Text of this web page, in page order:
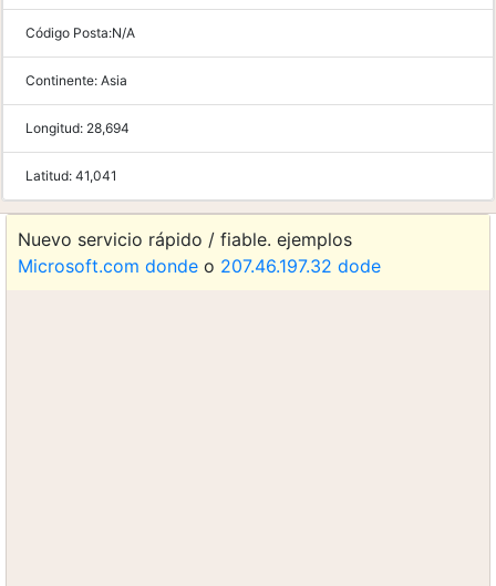
Código Posta:N/A
Continente: Asia
Longitud: 28,694
Latitud: 41,041
Nuevo servicio rápido / fiable. ejemplos
Microsoft.com donde o 207.46.197.32 dode